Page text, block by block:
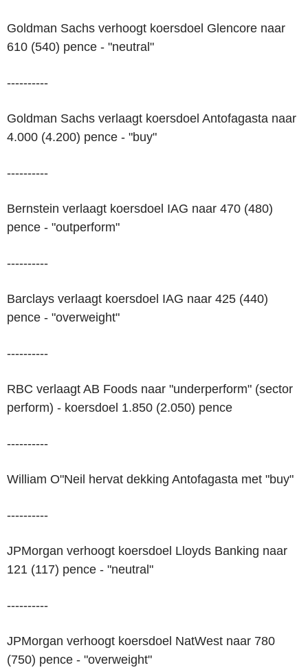
Goldman Sachs verhoogt koersdoel Glencore naar
610 (540) pence - "neutral"
----------
Goldman Sachs verlaagt koersdoel Antofagasta naar
4.000 (4.200) pence - "buy"
----------
Bernstein verlaagt koersdoel IAG naar 470 (480)
pence - "outperform"
----------
Barclays verlaagt koersdoel IAG naar 425 (440)
pence - "overweight"
----------
RBC verlaagt AB Foods naar "underperform" (sector
perform) - koersdoel 1.850 (2.050) pence
----------
William O"Neil hervat dekking Antofagasta met "buy"
----------
JPMorgan verhoogt koersdoel Lloyds Banking naar
121 (117) pence - "neutral"
----------
JPMorgan verhoogt koersdoel NatWest naar 780
(750) pence - "overweight"